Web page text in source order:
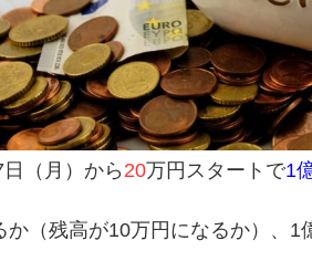
（月）から 20万円スタートで1
か（残高が10万円になるか）、1